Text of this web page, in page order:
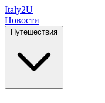
Italy2U
Новости
Путешествия